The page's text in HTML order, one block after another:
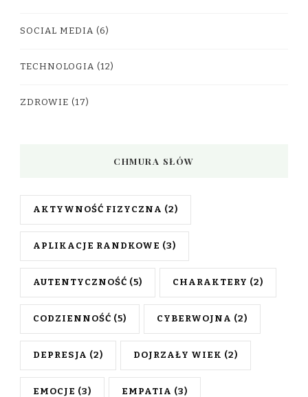
SOCIAL MEDIA (6)
TECHNOLOGIA (12)
ZDROWIE (17)
CHMURA SŁÓW
AKTYWNOŚĆ FIZYCZNA (2)
APLIKACJE RANDKOWE (3)
AUTENTYCZNOŚĆ (5) CHARAKTERY (2)
CODZIENNOŚĆ (5) CYBERWOJNA (2)
DEPRESJA (2) DOJRZAŁY WIEK (2)
EMOCJE (3) EMPATIA (3)